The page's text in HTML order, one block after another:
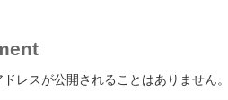
ドレスが公開されることはありません。